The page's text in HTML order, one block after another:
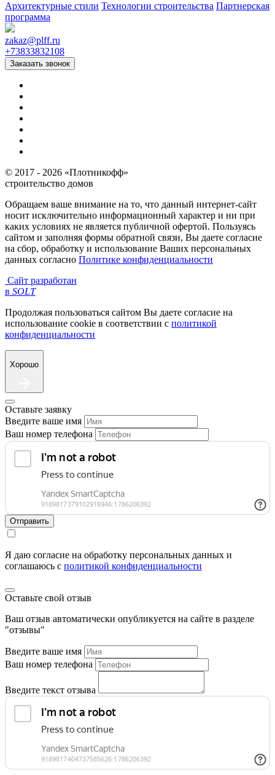
Архитектурные стили Технологии строительства Партнерская
программа
zakaz@plff.ru
+73833832108
Заказать звонок
© 2017 - 2026 «Плотникофф»
строительство домов
Обращаем ваше внимание на то, что данный интернет-сайт
носит исключительно информационный характер и ни при
каких условиях не является публичной офертой. Пользуясь
сайтом и заполняя формы обратной связи, Вы даете согласие
на сбор, обработку и использование Ваших персональных
данных согласно Политике конфиденциальности
Сайт разработан
в SOLT
Продолжая пользоваться сайтом Вы даете согласие на
использование cookie в соответствии с политикой
конфиденциальности
Хорошо
Оставьте заявку
Введите ваше имя
Ваш номер телефона
Отправить
Я даю согласие на обработку персональных данных и
соглашаюсь c политикой конфиденциальности
Оставьте свой отзыв
Ваш отзыв автоматически опубликуется на сайте в разделе
"отзывы"
Введите ваше имя
Ваш номер телефона
Введите текст отзыва